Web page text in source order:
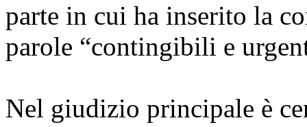
parte in cui ha inserito la
parole “contingibili e
Nel giudizio principale è